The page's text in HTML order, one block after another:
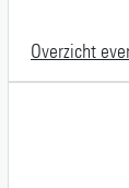
Overzicht